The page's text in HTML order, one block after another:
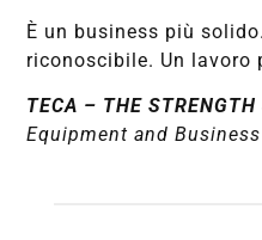
È un business più
riconoscibile. Un lavoro
TECA – THE
Equipment and